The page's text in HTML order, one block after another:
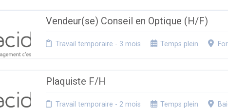
Vendeur(se) Conseil en Optique (H/F)
Travail temporaire - 3 mois Temps plein
Plaquiste F/H
Travail temporaire - 2 mois Temps plein